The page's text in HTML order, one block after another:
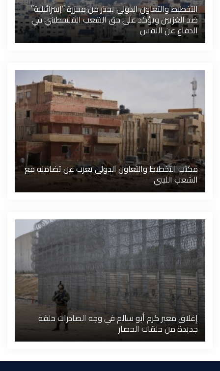
التخطيط والتعاون الدولي يحذر من مجزرة “إسرائيلية”
ضد الغزيين ويؤكد على حق الشعب الفلسطيني في
الدفاع عن النفس
مكتب التخطيط والتعاون الدولي يعرب عن تضامنه مع
الشعب الليبي
إغلاق معبر كرم أبو سالم في وجه الصادرات حلقة
جديدة من حلقات الحصار